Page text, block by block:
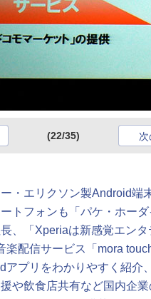
(22/35)
ー・エリクソン製Android端
ートフォンも「パケ・ホー
、「Xperiaは新感覚エンタ
楽配信サービス「mora touch
アプリをわかりやすく紹介
や飲食店共有など国内企